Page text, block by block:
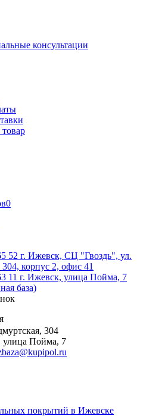
консультации
0
52 г. Ижевск, СЦ "Гвоздь", ул.
корпус 2, офис 41
11 г. Ижевск, улица Пойма, 7
база)
304
улица Пойма, 7
покрытий в Ижевске